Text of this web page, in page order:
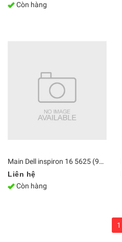
Còn hàng
Main Dell inspiron 16 5625 (99VP91) Ryzen 7 5825U
Liên hệ
Còn hàng
1